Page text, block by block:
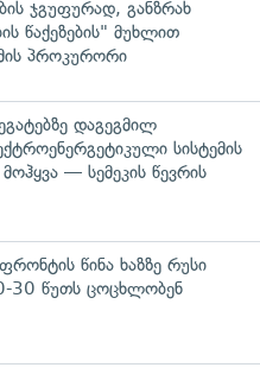
ჯგუფურად, განზრახ
წაქეზების" მუხლით
პროკურორი
დაგეგმილ
სისტემის
— სემეკის წევრის
წინა ხაზზე რუსი
30 წუთს ცოცხლობენ